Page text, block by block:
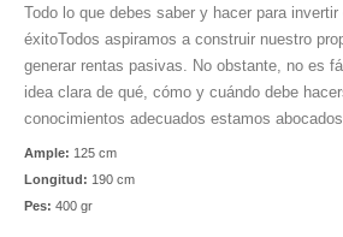
Todo lo que debes saber y hacer para
éxitoTodos aspiramos a construir nuestro
generar rentas pasivas. No obstante, no es
idea clara de qué, cómo y cuándo debe
conocimientos adecuados estamos
Ample: 125 cm
Longitud: 190 cm
Pes: 400 gr